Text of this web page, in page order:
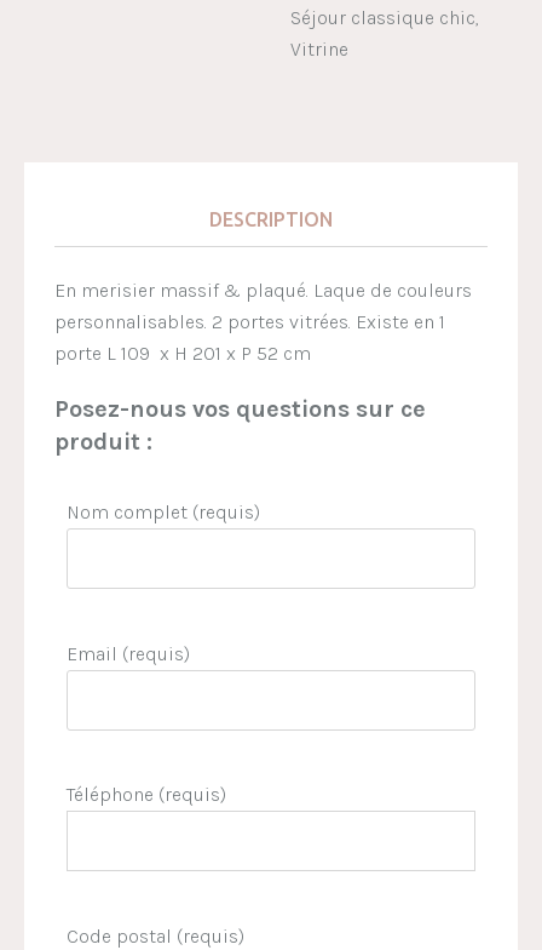
Séjour classique chic
Vitrine
DESCRIPTION
En merisier massif & plaqué. Laque de couleurs
personnalisables. 2 portes vitrées. Existe en 1
porte L 109 x H 201 x P 52 cm
Posez-nous vos questions sur ce
produit :
Nom complet (requis)
Email (requis)
Téléphone (requis)
Code postal (requis)